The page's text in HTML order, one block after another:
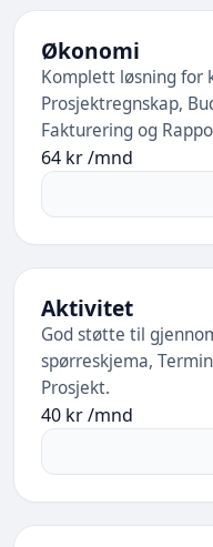
Økonomi
Komplett løsning for
Prosjektregnskap,
Fakturering og
64 kr /mnd
Aktivitet
God støtte til
spørreskjema,
Prosjekt.
40 kr /mnd